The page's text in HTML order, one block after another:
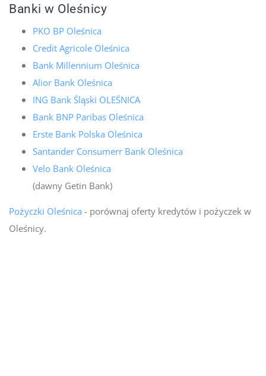
Banki w Oleśnicy
PKO BP Oleśnica
Credit Agricole Oleśnica
Bank Millennium Oleśnica
Alior Bank Oleśnica
ING Bank Śląski OLEŚNICA
Bank BNP Paribas Oleśnica
Erste Bank Polska Oleśnica
Santander Consumerr Bank Oleśnica
Velo Bank Oleśnica
(dawny Getin Bank)
Pożyczki Oleśnica - porównaj oferty kredytów i pożyczek w
Oleśnicy.